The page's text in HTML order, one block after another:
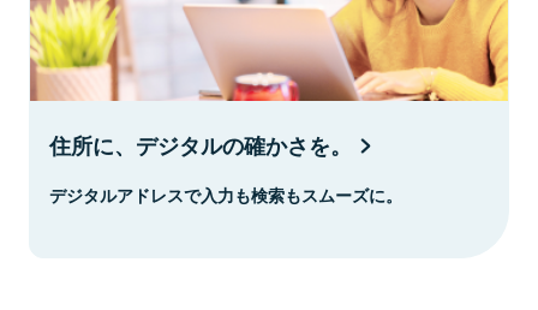
住所に、デジタルの確かさを。
デジタルアドレスで入力も検索もスムーズに。